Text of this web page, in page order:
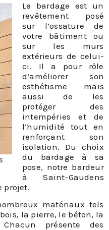
Le bardage est un
revêtement posé
sur l’ossature de
votre bâtiment ou
sur les murs
extérieurs de celui-
ci. Il a pour rôle
d’améliorer son
esthétisme mais
aussi de les
protéger des
intempéries et de
l’humidité tout en
renforçant son
isolation. Du choix
du bardage à sa
pose, notre bardeur
à Saint-Gaudens
projet.
matériaux tels
la pierre, le béton, la
présente des